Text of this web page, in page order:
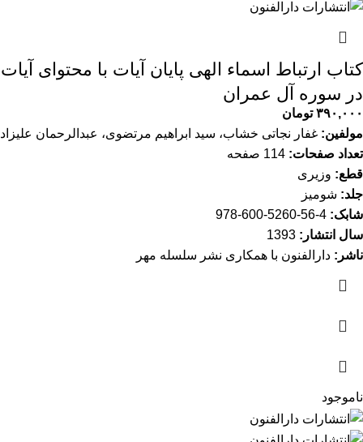
کتاب ارتباط اسماء الهی پایان آیات با محتوای آیات
در سوره آل عمران
۳۹۰,۰۰۰ تومان
مولفین: غفار نجاتی خشاب، سید ابراهیم مرتضوی، عبدالرحمان علیزاد
تعداد صفحات:
قطع: وزیری
جلد: شومیز
شابک:
سال انتشار:
ناشر: دارالفنون با همکاری نشر سلسله مهر
ناموجود